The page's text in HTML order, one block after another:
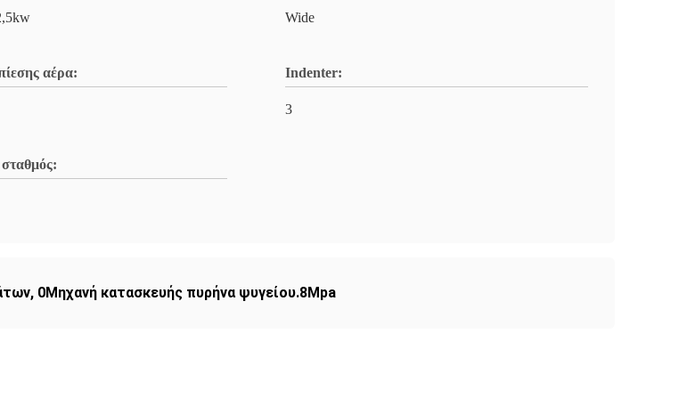
Wide
αέρα: Indenter:
3
, 0Μηχανή κατασκευής πυρήνα ψυγείου.8Mpa